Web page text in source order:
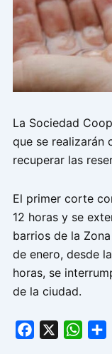
La Sociedad
que se realizarán
recuperar las
El primer corte
12 horas y se
barrios de la
de enero, desde
horas, se
de la ciudad.
Facebook